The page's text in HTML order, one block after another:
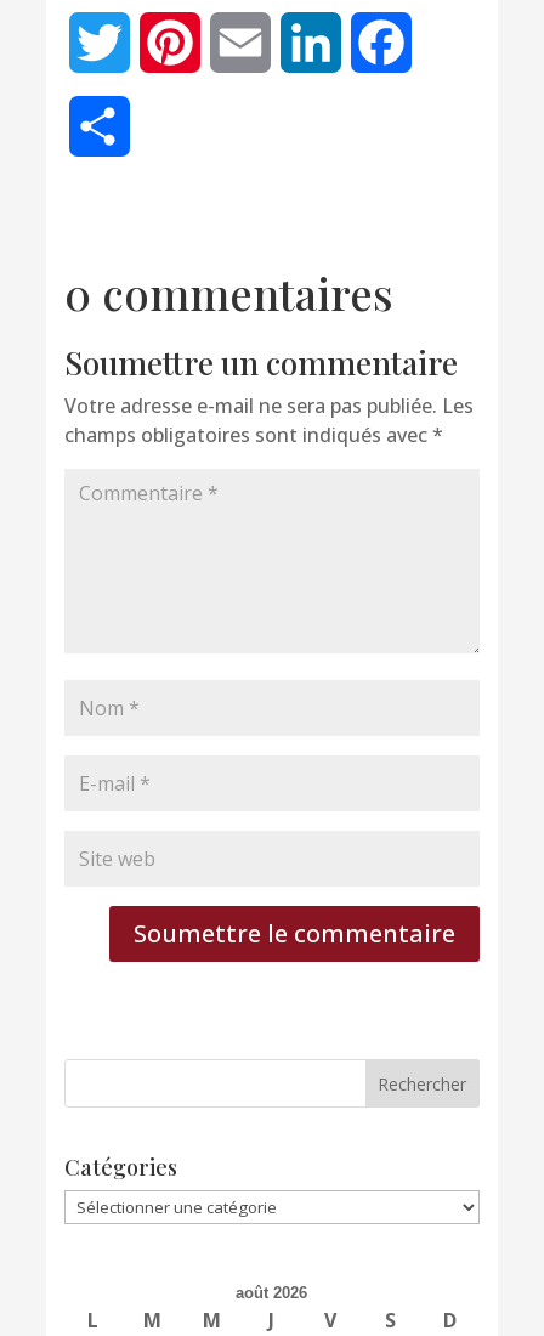
Twitter Pinterest Email LinkedIn
0 commentaires
Soumettre un commentaire
Votre adresse e-mail ne sera pas publiée. Les
champs obligatoires sont indiqués avec*
Soumettre le commentaire
Catégories
Catégories
août 2026
L M M J V S
D